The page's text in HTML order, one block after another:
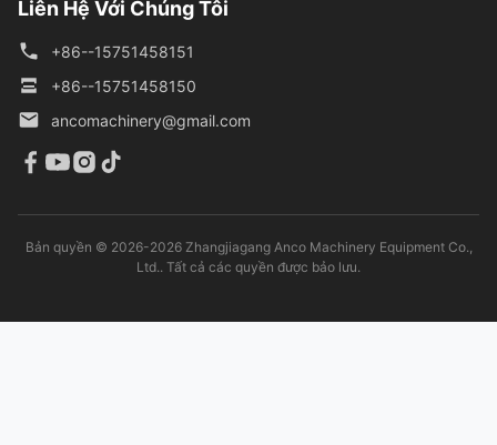
Liên Hệ Với Chúng Tôi
+86--15751458151
+86--15751458150
ancomachinery@gmail.com
Bản quyền © 2026-2026 Zhangjiagang Anco Machinery Equipment Co.,
Ltd.. Tất cả các quyền được bảo lưu.